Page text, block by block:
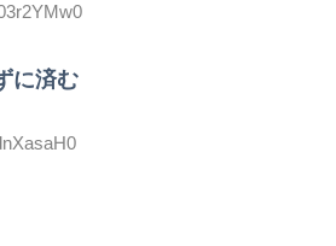
に済む